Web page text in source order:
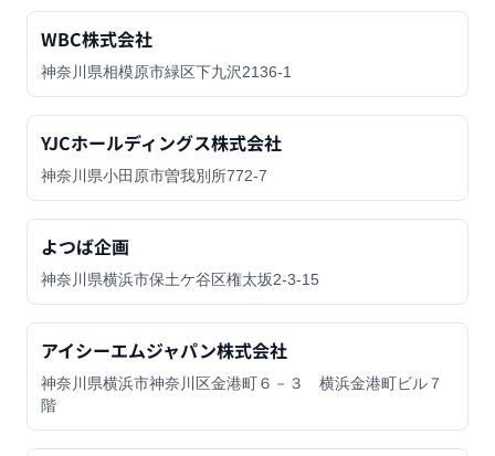
WBC株式会社
神奈川県相模原市緑区下九沢2136-1
YJCホールディングス株式会社
神奈川県小田原市曽我別所772-7
よつば企画
神奈川県横浜市保土ケ谷区権太坂2-3-15
アイシーエムジャパン株式会社
神奈川県横浜市神奈川区金港町６－３ 横浜金港町ビル７
階